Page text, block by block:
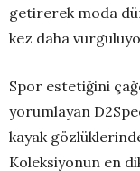
getirerek moda
kez daha
Spor estetiğini
yorumlayan
kayak
Koleksiyonun en